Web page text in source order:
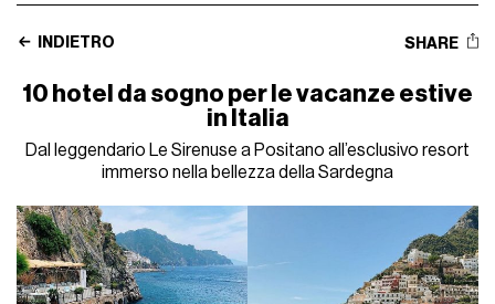
INDIETRO SHARE
10 hotel da sogno per le vacanze estive
in Italia
Dal leggendario Le Sirenuse a Positano all’esclusivo resort
immerso nella bellezza della Sardegna